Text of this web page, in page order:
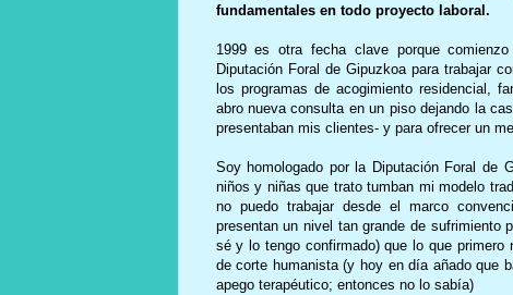
fundamentales en todo proyecto laboral.
1999 es otra fecha clave porque
Diputación Foral de Gipuzkoa para trabajar
los programas de acogimiento residencial,
abro nueva consulta en un piso dejando la
presentaban mis clientes- y para ofrecer un
Soy homologado por la Diputación Foral de
niños y niñas que trato tumban mi modelo
no puedo trabajar desde el marco
presentan un nivel tan grande de sufrimiento
sé y lo tengo confirmado) que lo que primero
de corte humanista (y hoy en día añado que
apego terapéutico; entonces no lo sabía)